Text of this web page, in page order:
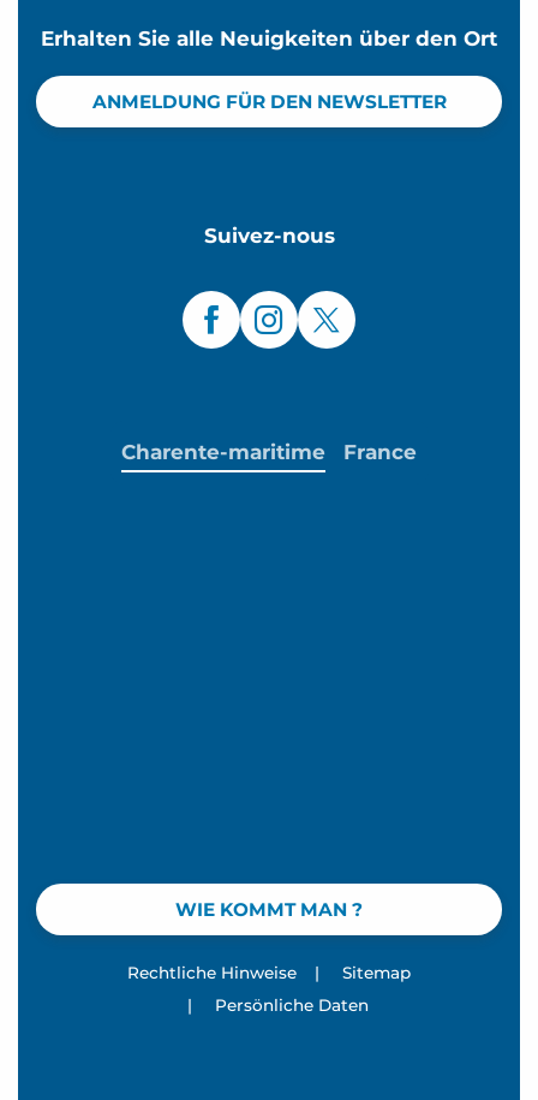
Erhalten Sie alle Neuigkeiten über den Ort
ANMELDUNG FÜR DEN NEWSLETTER
Suivez-nous
WIE KOMMT MAN ?
Charente-maritime France
Rechtliche Hinweise |
Sitemap
|
Persönliche Daten